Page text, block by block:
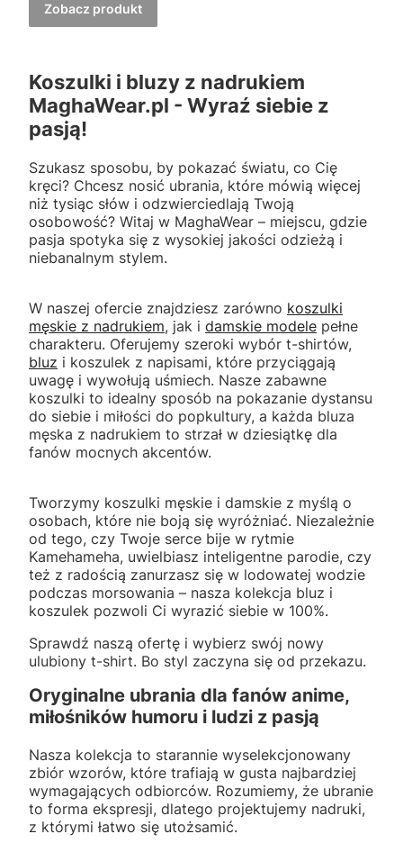
Zobacz produkt
Koszulki i bluzy z nadrukiem
MaghaWear.pl - Wyraź siebie z
pasją!
Szukasz sposobu, by pokazać światu, co Cię
kręci? Chcesz nosić ubrania, które mówią więcej
niż tysiąc słów i odzwierciedlają Twoją
osobowość? Witaj w MaghaWear – miejscu, gdzie
pasja spotyka się z wysokiej jakości odzieżą i
niebanalnym stylem.
W naszej ofercie znajdziesz zarówno koszulki
męskie z nadrukiem, jak i damskie modele pełne
charakteru. Oferujemy szeroki wybór t-shirtów,
bluz i koszulek z napisami, które przyciągają
uwagę i wywołują uśmiech. Nasze zabawne
koszulki to idealny sposób na pokazanie dystansu
do siebie i miłości do popkultury, a każda bluza
męska z nadrukiem to strzał w dziesiątkę dla
fanów mocnych akcentów.
Tworzymy koszulki męskie i damskie z myślą o
osobach, które nie boją się wyróżniać. Niezależnie
od tego, czy Twoje serce bije w rytmie
Kamehameha, uwielbiasz inteligentne parodie, czy
też z radością zanurzasz się w lodowatej wodzie
podczas morsowania – nasza kolekcja bluz i
koszulek pozwoli Ci wyrazić siebie w 100%.
Sprawdź naszą ofertę i wybierz swój nowy
ulubiony t-shirt. Bo styl zaczyna się od przekazu.
Oryginalne ubrania dla fanów anime,
miłośników humoru i ludzi z pasją
Nasza kolekcja to starannie wyselekcjonowany
zbiór wzorów, które trafiają w gusta najbardziej
wymagających odbiorców. Rozumiemy, że ubranie
to forma ekspresji, dlatego projektujemy nadruki,
z którymi łatwo się utożsamić.